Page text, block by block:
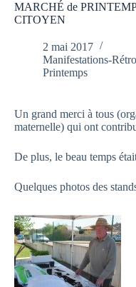
MARCHÉ de
CITOYEN
2 mai 2017
Manifestations-
Printemps
Un grand merci à tous
maternelle) qui ont
De plus, le beau temps
Quelques photos des